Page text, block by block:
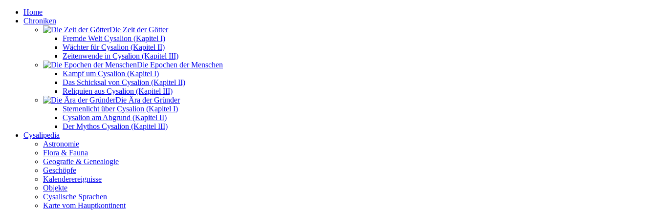
Home
Chroniken
Die Zeit der Götter
Fremde Welt Cysalion (Kapitel I)
Wächter für Cysalion (Kapitel II)
Zeitenwende in Cysalion (Kapitel III)
Die Epochen der Menschen
Kampf um Cysalion (Kapitel I)
Das Schicksal von Cysalion (Kapitel II)
Reliquien aus Cysalion (Kapitel III)
Die Ära der Gründer
Sternenlicht über Cysalion (Kapitel I)
Cysalion am Abgrund (Kapitel II)
Der Mythos Cysalion (Kapitel III)
Cysalipedia
Astronomie
Flora & Fauna
Geografie & Genealogie
Geschöpfe
Kalenderereignisse
Objekte
Cysalische Sprachen
Karte vom Hauptkontinent